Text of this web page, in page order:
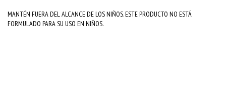
MANTÉN FUERA DEL ALCANCE DE LOS NIÑOS. ESTE PRODUCTO NO ESTÁ
FORMULADO PARA SU USO EN NIÑOS.